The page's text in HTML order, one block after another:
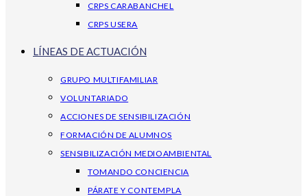
CRPS CARABANCHEL
CRPS USERA
LÍNEAS DE ACTUACIÓN
GRUPO MULTIFAMILIAR
VOLUNTARIADO
ACCIONES DE SENSIBILIZACIÓN
FORMACIÓN DE ALUMNOS
SENSIBILIZACIÓN MEDIOAMBIENTAL
TOMANDO CONCIENCIA
PÁRATE Y CONTEMPLA